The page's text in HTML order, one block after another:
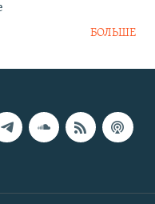
БОЛЬШЕ